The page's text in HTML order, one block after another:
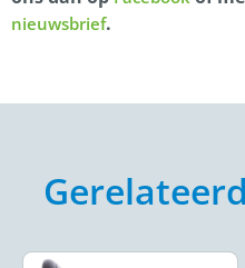
nieuwsbrief.